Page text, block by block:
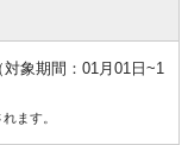
象期間：01月01日~1
ます。